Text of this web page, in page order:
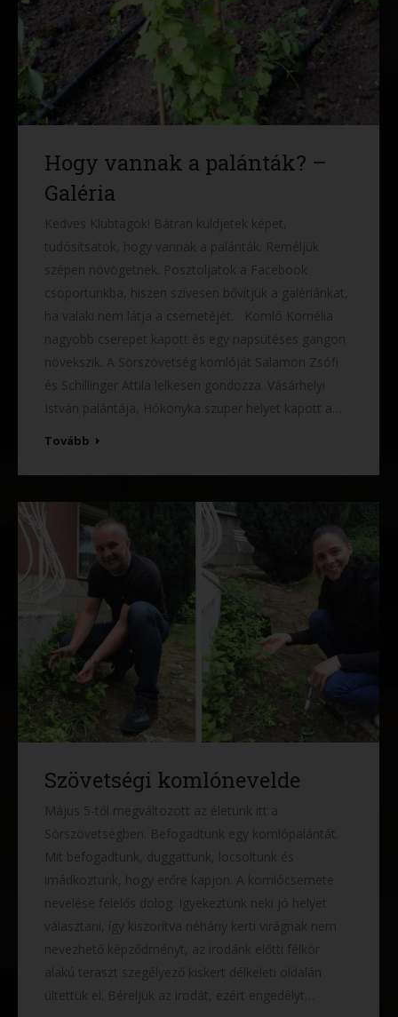
Hogy vannak a palánták? –
Galéria
Kedves Klubtagok! Bátran küldjetek képet,
tudósítsatok, hogy vannak a palánták. Reméljük
szépen növögetnek. Posztoljatok a Facebook
csoportunkba, hiszen szívesen bővítjük a galériánkat,
ha valaki nem látja a csemetéjét. Komló Kornélia
nagyobb cserepet kapott és egy napsütéses gangon
növekszik. A Sörszövetség komlóját Salamon Zsófi
és Schillinger Attila lelkesen gondozza. Vásárhelyi
István palántája, Hókonyka szuper helyet kapott a…
Tovább
Szövetségi komlónevelde
Május 5-től megváltozott az életünk itt a
Sörszövetségben. Befogadtunk egy komlópalántát.
Mit befogadtunk, duggattunk, locsoltunk és
imádkoztunk, hogy erőre kapjon. A komlócsemete
nevelése felelős dolog. Igyekeztünk neki jó helyet
választani, így kiszorítva néhány kerti virágnak nem
nevezhető képződményt, az irodánk előtti félkör
alakú teraszt szegélyező kiskert délkeleti oldalán
ültettük el. Béreljük az irodát, ezért engedélyt…